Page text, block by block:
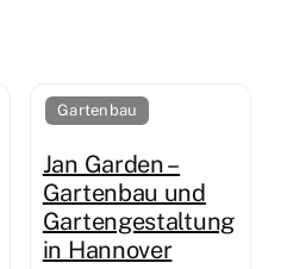
Gartenbau
Jan Garden –
Gartenbau und
Gartengestaltung
in Hannover